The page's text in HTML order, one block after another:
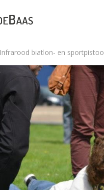
Infrarood biatlon- en